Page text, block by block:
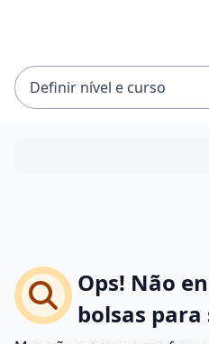
Definir nível e curso
Ops! Não
bolsas para